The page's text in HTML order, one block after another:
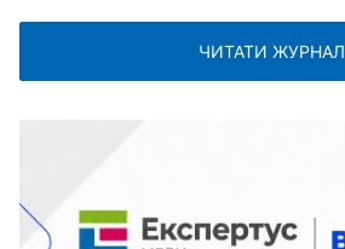
ЧИТАТИ ЖУРНАЛ